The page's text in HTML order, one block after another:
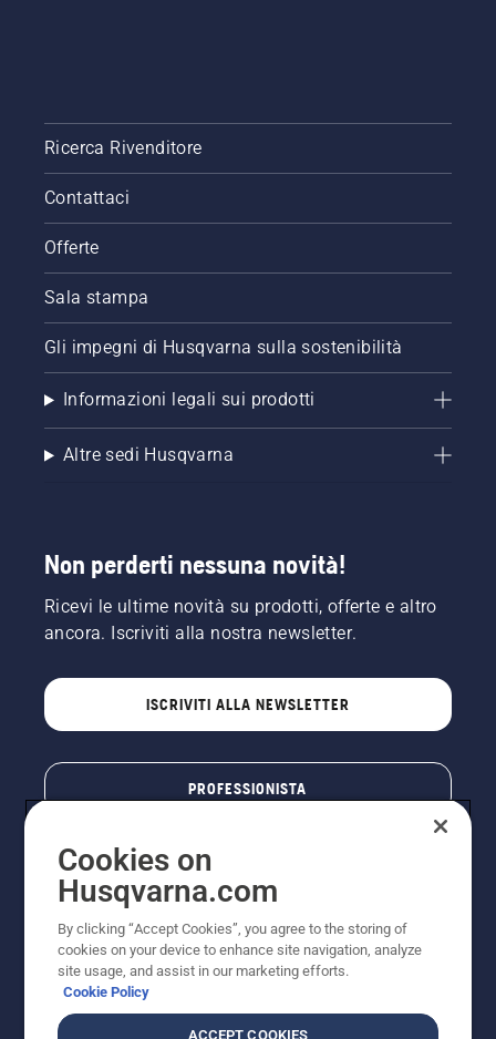
Ricerca Rivenditore
Contattaci
Offerte
Sala stampa
Gli impegni di Husqvarna sulla sostenibilità
Informazioni legali sui prodotti
Altre sedi Husqvarna
Non perderti nessuna novità!
Ricevi le ultime novità su prodotti, offerte e altro
ancora. Iscriviti alla nostra newsletter.
ISCRIVITI ALLA NEWSLETTER
PROFESSIONISTA
© Husqvarna AB (publ). Tutti i diritti riservati. I prezzi
Cookies on
Husqvarna.com
By clicking “Accept Cookies”, you agree to the storing of
cookies on your device to enhance site navigation, analyze
site usage, and assist in our marketing efforts.
Cookie Policy
ACCEPT COOKIES